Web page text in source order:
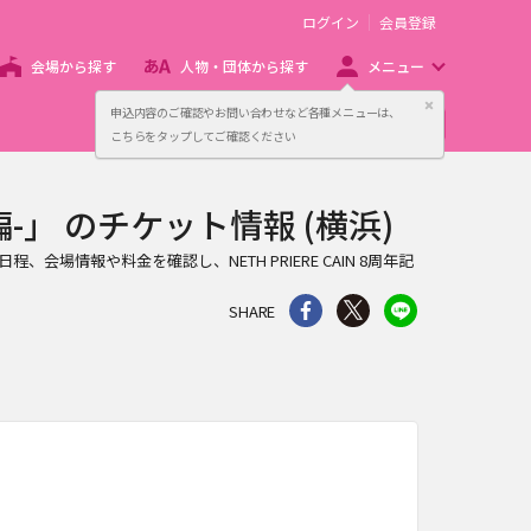
申込内容のご確認やお問い合わせなど各種メニューは、
こちらをタップしてご確認ください
閉じる
ログイン 会員登録
会場から探す 人物・団体から探す メニュー
主催者向け販売サービス
」 のチケット情報 (横浜)
、会場情報や料金を確認し、NETH PRIERE CAIN 8周年記
SHARE シェア Twitter